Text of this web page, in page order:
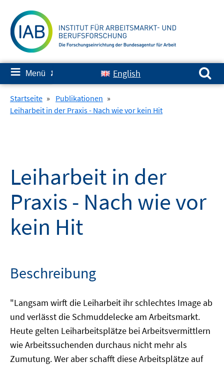
zum
Inhalt
≡ Menü ✘ English
Suchen nach:
Startseite » Publikationen »
Leiharbeit in der Praxis - Nach wie vor kein Hit
Leiharbeit in der
Praxis - Nach wie vor
kein Hit
Beschreibung
"Langsam wirft die Leiharbeit ihr schlechtes Image ab
und verlässt die Schmuddelecke am Arbeitsmarkt.
Heute gelten Leiharbeitsplätze bei Arbeitsvermittlern
wie Arbeitssuchenden durchaus nicht mehr als
Zumutung. Wer aber schafft diese Arbeitsplätze auf